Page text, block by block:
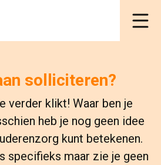
solliciteren?
verder klikt! Waar ben je
heb je nog geen idee
kunt betekenen.
specifieks maar zie je geen